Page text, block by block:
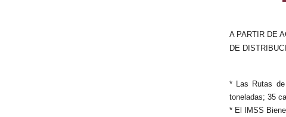
A PARTIR DE
DE
* Las Rutas
toneladas; 35
* El IMSS